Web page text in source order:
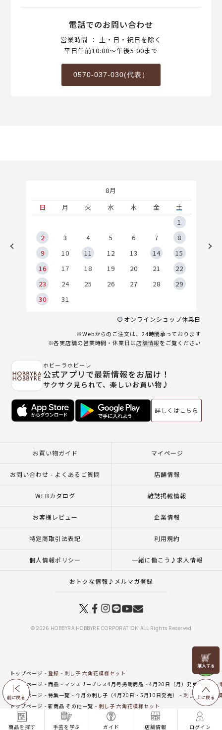
商品を探す 手芸を学ぶ ガイド 店舗情報 ログイン
前に戻る
リリヤン
フェア
上に戻る
電話でのお問い合わせ
営業時間 ： 土・日・祝日を除く
平日午前10:00～午後5:00まで
0570-037-030(代表）
8月
日
月 火 水 木 金
土
1
2
3 4 5 6 7
8
9
10 11 12 13 14
15
16
17 18 19 20 21
22
23
24 25 26 27 28
29
30
31
オンラインショップ休業日
※Webからのご注文は、24時間承っております
※各実店舗の営業時間・休業日は店舗情報をご覧ください
ホビーラホビーレ
公式アプリで最新情報をお届け！
サクサク見られて、楽しいお買い物♪
詳しくはこちら
お買い物ガイド マイページ
お問い合わせ - よくあるご質問 店舗情報
WEBカタログ 雑誌掲載情報
お客様レビュー 企業情報
特定商取引法表記 利用規約
個人情報ポリシー 一緒に働こう♪求人情報
おトクな情報♪メルマガ登録
© 2026 HOBBYRA HOBBYRE CORPORATION ALL Rights Reserved
トップページ 登録
刺し子 六角花模様セット
トップページ
商品 マンスリープレス4月号掲載商品 4月20日（月）発売の商品
トップページ
特集一覧 今月の刺し子（4月20日・5月10日発売）
刺し子 六角花
トップページ
新商品 その他一覧
刺し子 六角花模様セット
トップページ
特集一覧
買ったその日からチクチク楽しむホビーラホビーレの刺し子
トップページ
特集一覧 刺し子ふきん・刺し子糸 刺し子（ふきん） 伝統柄の刺